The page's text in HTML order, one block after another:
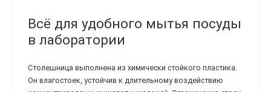
Всё для удобного мытья посуды
в лаборатории
Столешница выполнена из химически стойкого пластика.
Он влагостоек, устойчив к длительному воздействию